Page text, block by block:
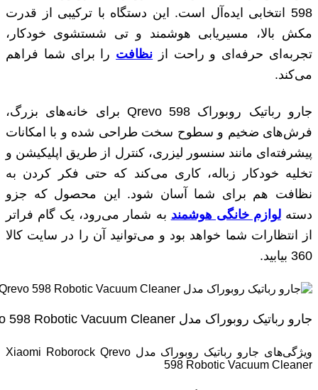
598 انتخابی ایده‌آل است. این دستگاه با ترکیبی از قدرت
مکش بالا، مسیریابی هوشمند و تی شستشوی خودکار،
تجربه‌ای حرفه‌ای و راحت از نظافت را برای شما فراهم
می‌کند.
جارو رباتیک روبوراک Qrevo 598 برای خانه‌های بزرگ،
فرش‌های ضخیم و سطوح سخت طراحی شده و با امکانات
پیشرفته‌ای مانند سنسور لیزری، کنترل از طریق اپلیکیشن و
تخلیه خودکار زباله، کاری می‌کند که حتی فکر کردن به
نظافت هم برای شما آسان شود. این محصول که جزو
دستهلوازم خانگی هوشمند به شمار می‌رود، یک گام فراتر
از انتظارات شما خواهد بود و می‌توانید آن را در سایت کالا
360 بیابید.
جارو رباتیک روبوراک مدل Xiaomi Roborock Qrevo 598 Robotic Vacuum Cleaner
ویژگی‌های جارو رباتیک روبوراک مدل Xiaomi Roborock Qrevo
598 Robotic Vacuum Cleaner